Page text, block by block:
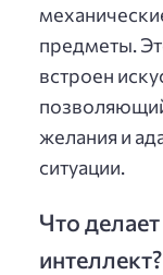
предметы.
встроен
желания и
ситуации.
Что
интеллект?